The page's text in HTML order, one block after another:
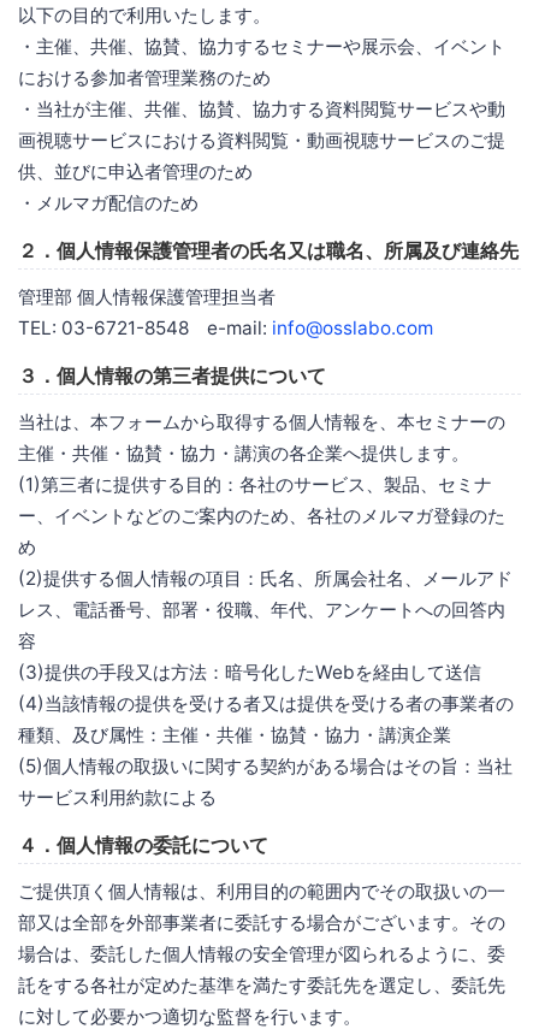
以下の目的で利用いたします。
・主催、共催、協賛、協力するセミナーや展示会、イベント
における参加者管理業務のため
・当社が主催、共催、協賛、協力する資料閲覧サービスや動
画視聴サービスにおける資料閲覧・動画視聴サービスのご提
供、並びに申込者管理のため
・メルマガ配信のため
２．個人情報保護管理者の氏名又は職名、所属及び連絡先
管理部 個人情報保護管理担当者
TEL: 03-6721-8548 e-mail: info@osslabo.com
３．個人情報の第三者提供について
当社は、本フォームから取得する個人情報を、本セミナーの
主催・共催・協賛・協力・講演の各企業へ提供します。
(1)第三者に提供する目的：各社のサービス、製品、セミナ
ー、イベントなどのご案内のため、各社のメルマガ登録のた
め
(2)提供する個人情報の項目：氏名、所属会社名、メールアド
レス、電話番号、部署・役職、年代、アンケートへの回答内
容
(3)提供の手段又は方法：暗号化したWebを経由して送信
(4)当該情報の提供を受ける者又は提供を受ける者の事業者の
種類、及び属性：主催・共催・協賛・協力・講演企業
(5)個人情報の取扱いに関する契約がある場合はその旨：当社
サービス利用約款による
４．個人情報の委託について
ご提供頂く個人情報は、利用目的の範囲内でその取扱いの一
部又は全部を外部事業者に委託する場合がございます。その
場合は、委託した個人情報の安全管理が図られるように、委
託をする各社が定めた基準を満たす委託先を選定し、委託先
に対して必要かつ適切な監督を行います。